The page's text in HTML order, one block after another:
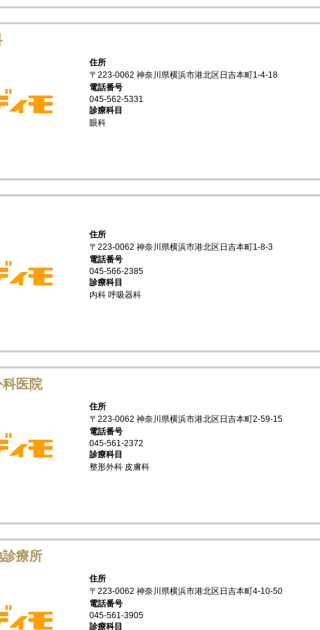
住所
〒223-0062 神奈川県横浜市港北区日吉本町1-4-18
電話番号
045-562-5331
診療科目
眼科
住所
〒223-0062 神奈川県横浜市港北区日吉本町1-8-3
電話番号
045-566-2385
診療科目
内科 呼吸器科
医院
住所
〒223-0062 神奈川県横浜市港北区日吉本町2-59-15
電話番号
045-561-2372
診療科目
整形外科 皮膚科
療所
住所
〒223-0062 神奈川県横浜市港北区日吉本町4-10-50
電話番号
045-561-3905
診療科目